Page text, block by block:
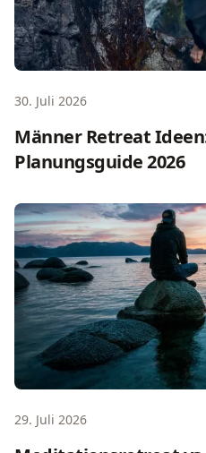
30. Juli 2026
Männer Retreat
Planungsguide 2026
Meditationsretreat vs.
29. Juli 2026